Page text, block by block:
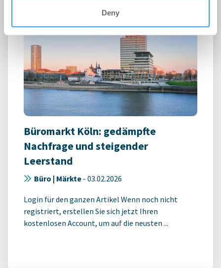
Deny
Büromarkt Köln: gedämpfte
Nachfrage und steigender
Leerstand
Büro | Märkte - 03.02.2026
Login für den ganzen Artikel Wenn noch nicht
registriert, erstellen Sie sich jetzt Ihren
kostenlosen Account, um auf die neusten ...